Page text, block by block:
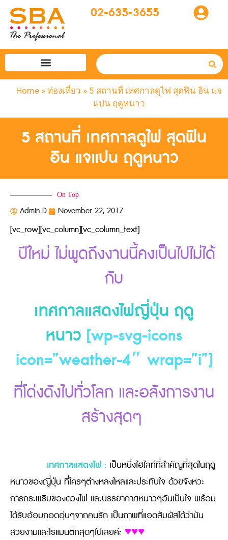
02-635-3655
Home » ท่องเที่ยว » 5 สถานที่ เทศกาลดูไฟ สุดฟิน อิน แจ
แปน ฤดูหนาว
5 สถานที่ เทศกาลดูไฟ สุดฟิน
อิน แจแปน ฤดูหนาว
On Top
Admin D. November 22, 2017
[vc_row][vc_column][vc_column_text]
ปีใหม่ ไม่พูดถึงงานนี้คงเป็นไปไม่ได้
กับ
เทศกาลแสดงไฟญี่ปุ่น ฤดู
หนาว [wp-svg-icons
icon=”weather-4″ wrap=”i”]
ที่โด่งดังไปทั่วโลก และอลังการงาน
สร้างสุดๆ
เทศกาลแสดงไฟ : เป็นหนึ่งไฮไลท์ที่สำคัญที่สุดในฤดู
หนาวของญี่ปุ่น ที่ใครๆต่างหลงใหลและประทับใจ ด้วยจังหวะ
การกระพริบของดวงไฟ และบรรยากาศหนาวๆอันเป็นใจ พร้อม
ได้รับอ้อมกอดอุ่นๆจากคนรัก เป็นภาพที่แอดสัมผัสได้ว่ามัน
สวยงามและโรแมนติกสุดๆไปเลยค่ะ ♥♥♥